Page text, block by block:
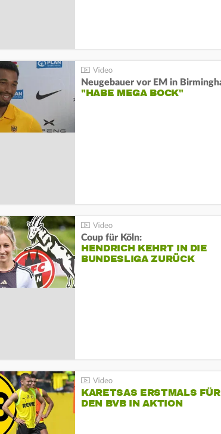
"HABE MEGA BOCK"
Coup für Köln:
HENDRICH KEHRT IN DIE
BUNDESLIGA ZURÜCK
KARETSAS ERSTMALS FÜR
DEN BVB IN AKTION